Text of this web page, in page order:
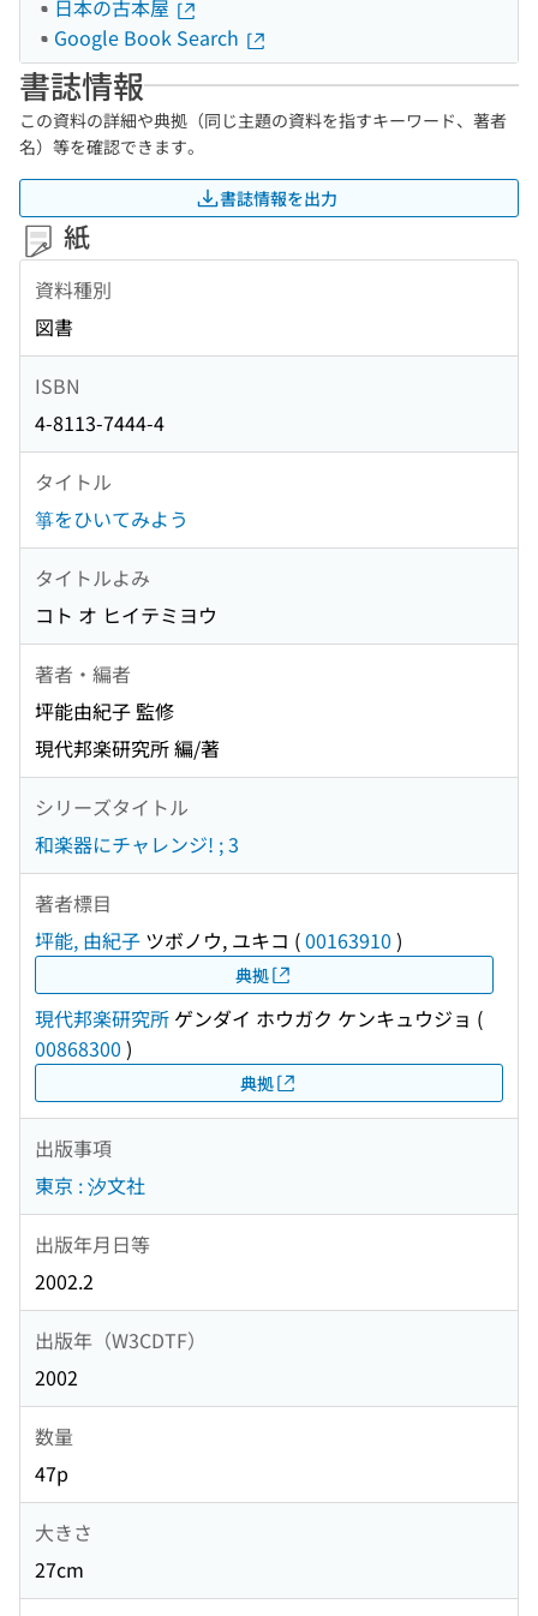
日本の古本屋
Google Book Search
書誌情報
この資料の詳細や典拠（同じ主題の資料を指すキーワード、著者
名）等を確認できます。
書誌情報を出力
紙
資料種別
図書
ISBN
4-8113-7444-4
タイトル
箏をひいてみよう
タイトルよみ
コト オ ヒイテミヨウ
著者・編者
坪能由紀子 監修
現代邦楽研究所 編/著
シリーズタイトル
和楽器にチャレンジ! ; 3
著者標目
坪能, 由紀子 ツボノウ, ユキコ (00163910 )
典拠
現代邦楽研究所 ゲンダイ ホウガク ケンキュウジョ (
00868300 )
典拠
出版事項
東京 : 汐文社
出版年月日等
2002.2
出版年（W3CDTF）
2002
数量
47p
大きさ
27cm